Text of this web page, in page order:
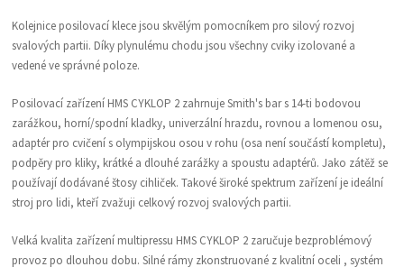
Kolejnice posilovací klece jsou skvělým pomocníkem pro silový rozvoj
svalových partii. Díky plynulému chodu jsou všechny cviky izolované a
vedené ve správné poloze.
Posilovací zařízení HMS CYKLOP 2 zahrnuje Smith's bar s 14-ti bodovou
zarážkou, horní/spodní kladky, univerzální hrazdu, rovnou a lomenou osu,
adaptér pro cvičení s olympijskou osou v rohu (osa není součástí kompletu),
podpěry pro kliky, krátké a dlouhé zarážky a spoustu adaptérů. Jako zátěž se
používají dodávané štosy cihliček. Takové široké spektrum zařízení je ideální
stroj pro lidi, kteří zvažuji celkový rozvoj svalových partii.
Velká kvalita zařízení multipressu HMS CYKLOP 2 zaručuje bezproblémový
provoz po dlouhou dobu. Silné rámy zkonstruované z kvalitní oceli , systém